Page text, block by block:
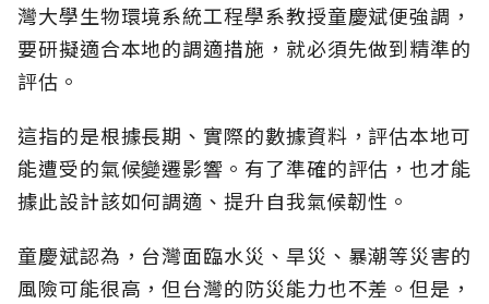
灣大學生物環境系統工程學系教授童慶斌便強調，
要研擬適合本地的調適措施，就必須先做到精準的
評估。
這指的是根據長期、實際的數據資料，評估本地可
能遭受的氣候變遷影響。有了準確的評估，也才能
據此設計該如何調適、提升自我氣候韌性。
童慶斌認為，台灣面臨水災、旱災、暴潮等災害的
風險可能很高，但台灣的防災能力也不差。但是，